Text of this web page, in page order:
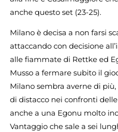
anche questo set (23-25).
Milano è decisa a non farsi
attaccando con decisione
alle fiammate di Rettke ed
Musso a fermare subito il
Milano sembra averne di
di distacco nei confronti
anche a una Egonu molto
Vantaggio che sale a sei